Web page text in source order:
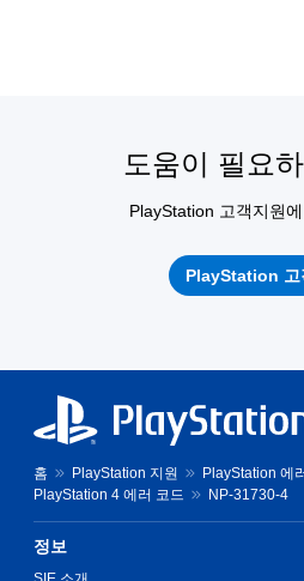
도움이 필요
PlayStation 고객지원
PlayStation 고
홈 PlayStation 지원
PlayStation 에
PlayStation 4 에러 코드
NP-31730-4
정보